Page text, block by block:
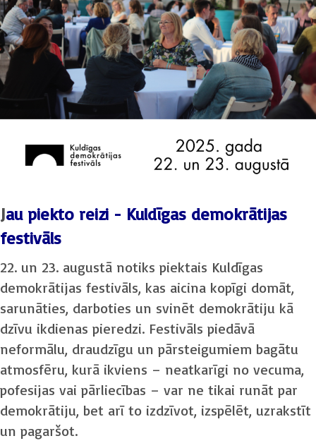
Jau piekto reizi - Kuldīgas demokrātijas
festivāls
22. un 23. augustā notiks piektais Kuldīgas
demokrātijas festivāls, kas aicina kopīgi domāt,
sarunāties, darboties un svinēt demokrātiju kā
dzīvu ikdienas pieredzi. Festivāls piedāvā
neformālu, draudzīgu un pārsteigumiem bagātu
atmosfēru, kurā ikviens – neatkarīgi no vecuma,
pofesijas vai pārliecības – var ne tikai runāt par
demokrātiju, bet arī to izdzīvot, izspēlēt, uzrakstīt
un pagaršot.